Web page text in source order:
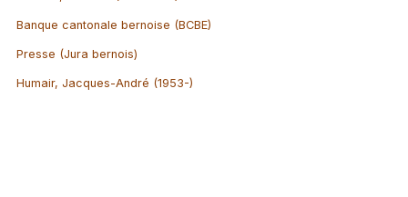
Banque cantonale bernoise (BCBE)
Presse (Jura bernois)
Humair, Jacques-André (1953-)